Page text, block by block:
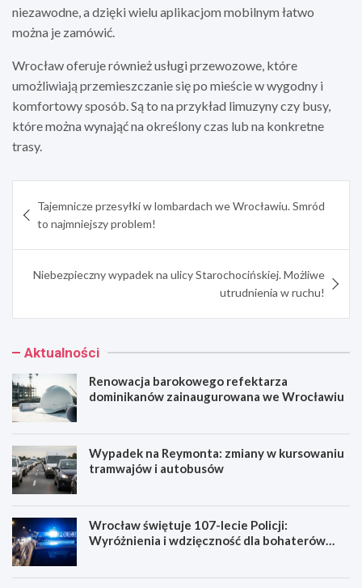
niezawodne, a dzięki wielu aplikacjom mobilnym łatwo
można je zamówić.
Wrocław oferuje również usługi przewozowe, które
umożliwiają przemieszczanie się po mieście w wygodny i
komfortowy sposób. Są to na przykład limuzyny czy busy,
które można wynająć na określony czas lub na konkretne
trasy.
wpisu
Tajemnicze przesyłki w lombardach we Wrocławiu. Smród
to najmniejszy problem!
Niebezpieczny wypadek na ulicy Starochocińskiej. Możliwe
utrudnienia w ruchu!
Aktualności
Renowacja barokowego refektarza
dominikanów zainaugurowana we Wrocławiu
Wypadek na Reymonta: zmiany w kursowaniu
tramwajów i autobusów
Wrocław świętuje 107-lecie Policji:
Wyróżnienia i wdzięczność dla bohaterów